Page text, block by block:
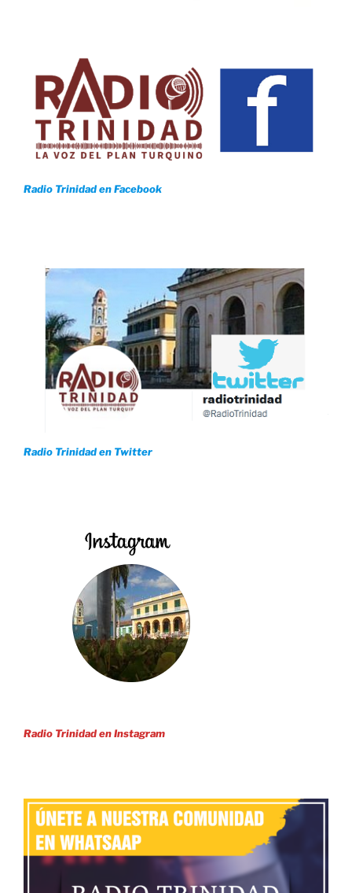
Radio Trinidad en Facebook
Radio Trinidad en Twitter
Radio Trinidad en Instagram